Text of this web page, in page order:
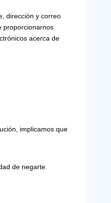
dirección y correo
proporcionarnos
acerca de
implicamos que
de negarte.